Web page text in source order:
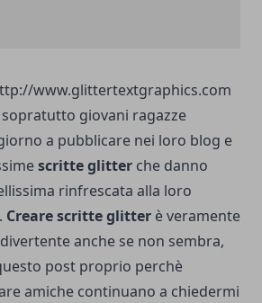
giovani ragazze
a pubblicare nei loro blog e
scritte glitter che danno
rinfrescata alla loro
Creare scritte glitter è veramente
anche se non sembra,
post proprio perchè
amiche continuano a chiedermi